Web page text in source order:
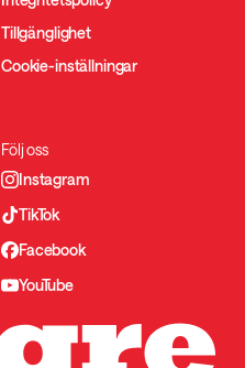
Tillgänglighet
Cookie-inställningar
Följ oss
Instagram
TikTok
Facebook
YouTube